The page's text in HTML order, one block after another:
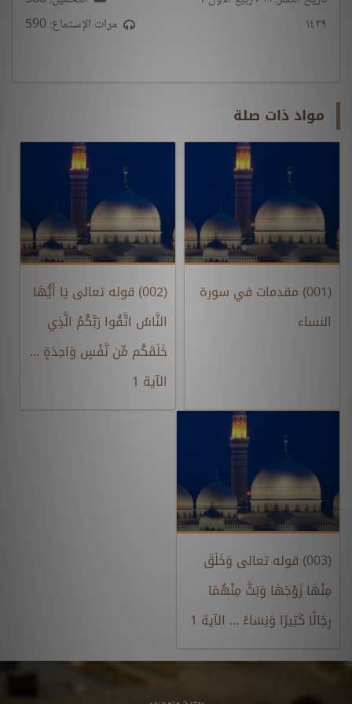
١٤٣٩
مرات الإستماع: 590
مواد ذات صلة
(001) مقدمات في سورة
النساء
(002) قوله تعالى يَا أَيُّهَا
النَّاسُ اتَّقُوا رَبَّكُمُ الَّذِي
خَلَقَكُم مِّن نَّفْسٍ وَاحِدَةٍ ...
الآية 1
(003) قوله تعالى وَخَلَقَ
مِنْهَا زَوْجَهَا وَبَثَّ مِنْهُمَا
رِجَالًا كَثِيرًا وَنِسَاءً ... الآية 1